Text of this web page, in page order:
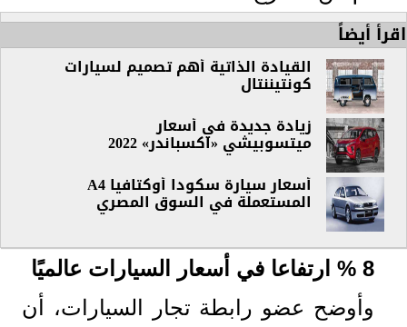
اقرأ أيضاً
القيادة الذاتية أهم تصميم لسيارات
كونتيننتال
زيادة جديدة في أسعار
ميتسوبيشي «اكسباندر» 2022
أسعار سيارة سكودا أوكتافيا A4
المستعملة في السوق المصري
8 % ارتفاعا في أسعار السيارات عالميًا
وأوضح عضو رابطة تجار السيارات، أن